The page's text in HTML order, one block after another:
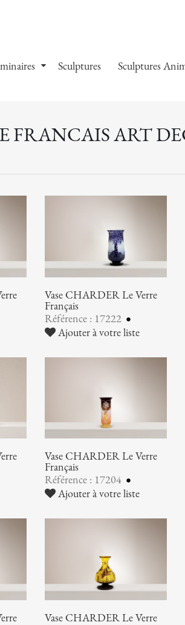
Sculptures Sculptures
FRANCAIS ART
Vase CHARDER Le Verre
Français
Référence : 17222
Ajouter à votre liste
Vase CHARDER Le Verre
Français
Référence : 17204
Ajouter à votre liste
Vase CHARDER Le Verre